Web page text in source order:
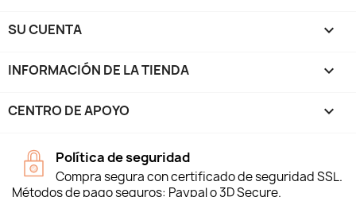
SU CUENTA 
INFORMACIÓN DE LA TIENDA keyboard_arrow_down
CENTRO DE APOYO 
Política de seguridad
Compra segura con certificado de seguridad SSL.
Métodos de pago seguros: Paypal o 3D Secure.